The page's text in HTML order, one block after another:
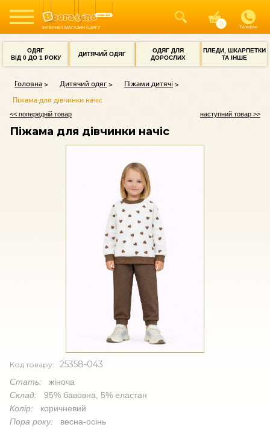
ІНТЕРНЕТ-МАГАЗИН ОДЯГУ Телефон
ОДЯГ
ВІД 0 ДО 1 РОКУ
ДИТЯЧИЙ ОДЯГ
ОДЯГ ДЛЯ
ДОРОСЛИХ
ПЛЕДИ, ШКАРПЕТКИ
ТА ІНШЕ
Головна Дитячий одяг
Піжами дитячі
Піжама для дівчинки начіс
<< попередній товар наступний товар >>
Піжама для дівчинки начіс
Код товару: 25358-043
Стать: жіноча
Склад: 95% бавовна, 5% еластан
Колір: коричневий
Пора року: весна-осінь